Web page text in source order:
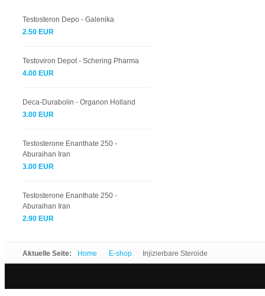
Testosteron Depo - Galenika
2.50 EUR
Testoviron Depot - Schering Pharma
4.00 EUR
Deca-Durabolin - Organon Holland
3.00 EUR
Testosterone Enanthate 250 -
Aburaihan Iran
3.00 EUR
Testosterone Enanthate 250 -
Aburaihan Iran
2.90 EUR
Aktuelle Seite: Home E-shop Injizierbare Steroide